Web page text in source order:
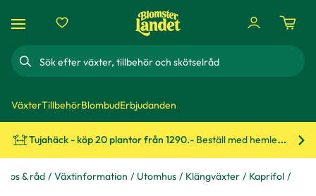
Sök
VäxterTillbehörBlombudErbjudanden
Tujahäck - köp 20 plantor från 1290.- Beställ med hemleverans!
Tips & råd Växtinformation Utomhus Klängväxter Kaprifol